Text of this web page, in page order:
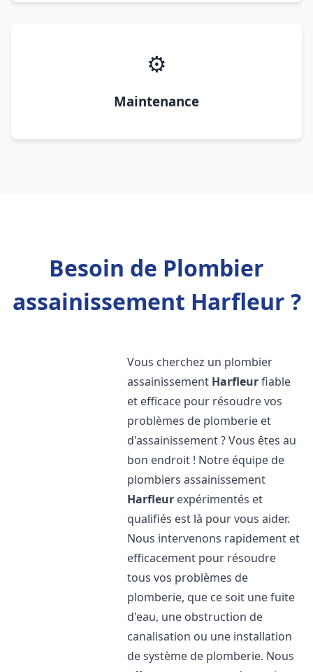
⚙️
Maintenance
Besoin de Plombier
assainissement Harfleur ?
Vous cherchez un plombier
assainissement Harfleurfiable
et efficace pour résoudre vos
problèmes de plomberie et
d'assainissement ? Vous êtes au
bon endroit ! Notre équipe de
plombiers assainissement
Harfleur expérimentés et
qualifiés est là pour vous aider.
Nous intervenons rapidement et
efficacement pour résoudre
tous vos problèmes de
plomberie, que ce soit une fuite
d'eau, une obstruction de
canalisation ou une installation
de système de plomberie. Nous